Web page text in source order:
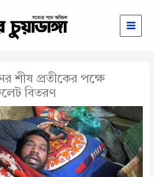
শীষ প্রতীকের পক্ষে
বিতরণ